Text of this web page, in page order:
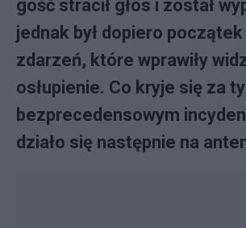
gość stracił głos i został
jednak był dopiero
zdarzeń, które wprawiły
osłupienie. Co kryje się za
bezprecedensowym
działo się następnie na